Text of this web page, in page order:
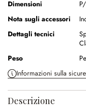
Dimensioni
Nota sugli accessori
Dettagli tecnici
Peso
Informazioni sulla
Descrizione